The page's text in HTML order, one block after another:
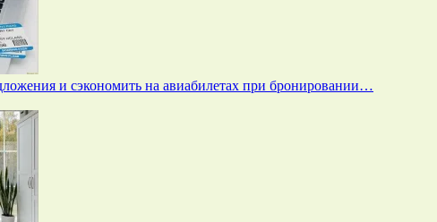
и сэкономить на авиабилетах при бронировании…